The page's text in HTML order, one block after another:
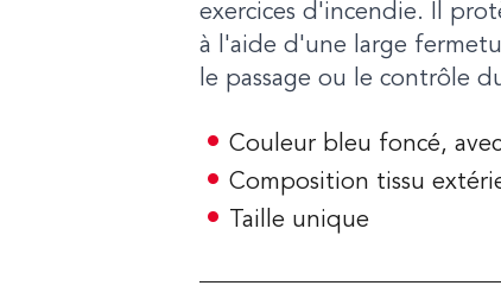
exercices d'incendie. Il
à l'aide d'une large
le passage ou le contrôle
Couleur bleu foncé,
Composition tissu
Taille unique